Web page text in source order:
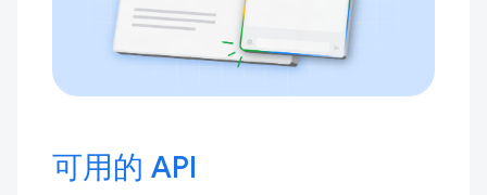
可用的 API